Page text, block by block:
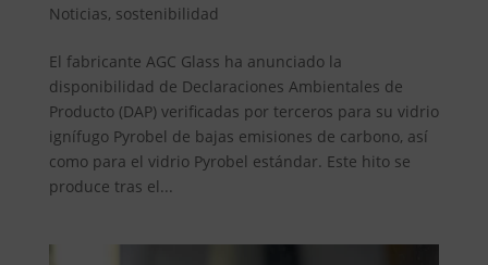
Noticias, sostenibilidad
El fabricante AGC Glass ha anunciado la
disponibilidad de Declaraciones Ambientales de
Producto (DAP) verificadas por terceros para su vidrio
ignífugo Pyrobel de bajas emisiones de carbono, así
como para el vidrio Pyrobel estándar. Este hito se
produce tras el...